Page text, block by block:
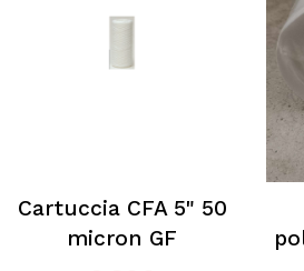
Cartuccia CFA 5" 50
micron GF